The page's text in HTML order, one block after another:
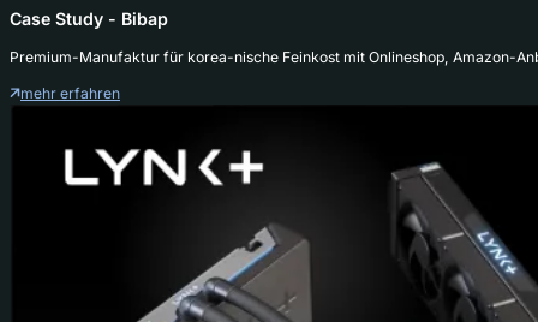
Case Study - Bibap
Premium-Manufaktur für korea-nische Feinkost mit Onlineshop, Amazon-
mehr erfahren